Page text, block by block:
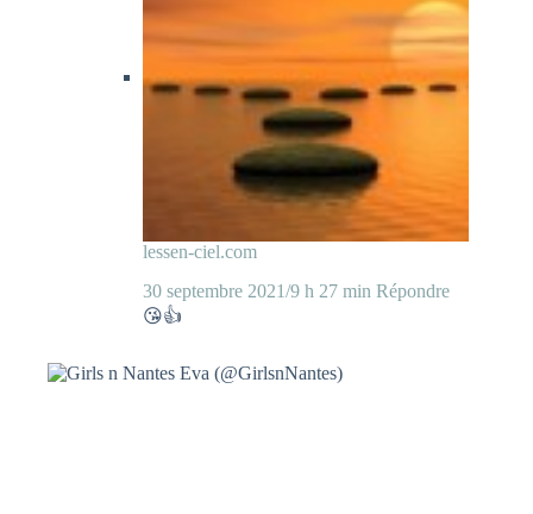
lessen-ciel.com
30 septembre 2021/9 h 27 min Répondre
😘👍